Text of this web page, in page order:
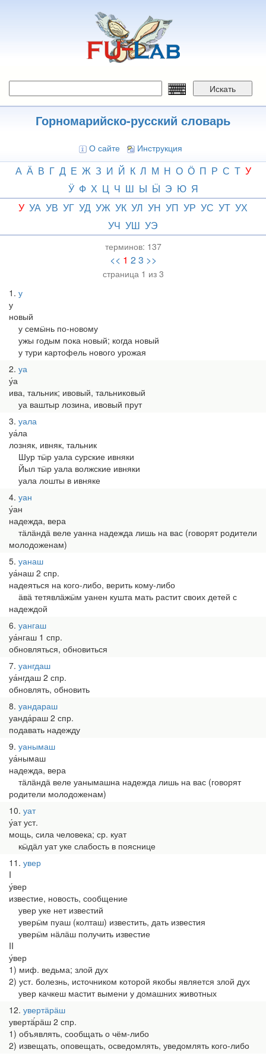
Искать
Горномарийско-русский словарь
О сайте Инструкция
А Ӓ В Г Д Е Ж З И Й К Л М Н О Ӧ П Р С Т У
Ӱ Ф Х Ц Ч Ш Ы Ӹ Э Ю Я
У УА УВ УГ УД УЖ УК УЛ УН УП УР УС УТ УХ
УЧ УШ УЭ
терминов: 137
<< 1 23 >>
страница 1 из 3
1 у
у
новый
у семӹнь по-новому
ужы годым пока новый; когда новый
у тури картофель нового урожая
2 уа
у́а
ива, тальник; ивовый, тальниковый
уа ваштыр лозина, ивовый прут
3 уала
уа́ла
лозняк, ивняк, тальник
Шур тӹр уала сурские ивняки
Йыл тӹр уала волжские ивняки
уала лошты в ивняке
4 уан
у́ан
надежда, вера
тӓлӓндӓ веле уанна надежда лишь на вас (говорят родители
молодоженам)
5 уанаш
уа́наш 2 спр.
надеяться на кого-либо, верить кому-либо
ӓвӓ тетявлӓжӹм уанен кушта мать растит своих детей с
надеждой
6 уангаш
уа́нгаш 1 спр.
обновляться, обновиться
7 уангдаш
уа́нгдаш 2 спр.
обновлять, обновить
8 уандараш
уанда́раш 2 спр.
подавать надежду
9 уанымаш
уа́нымаш
надежда, вера
тӓлӓндӓ веле уанымашна надежда лишь на вас (говорят
родители молодоженам)
10 уат
у́ат уст.
мощь, сила человека; ср. куат
кӹдӓл уат уке слабость в пояснице
11 увер
I
у́вер
известие, новость, сообщение
увер уке нет известий
уверӹм пуаш (колташ) известить, дать известия
уверӹм нӓлӓш получить известие
II
у́вер
1) миф. ведьма; злой дух
2) уст. болезнь, источником которой якобы является злой дух
увер качкеш мастит вымени у домашних животных
12 увертӓрӓш
увертӓ́рӓш 2 спр.
1) объявлять, сообщать о чём-либо
2) извещать, оповещать, осведомлять, уведомлять кого-либо